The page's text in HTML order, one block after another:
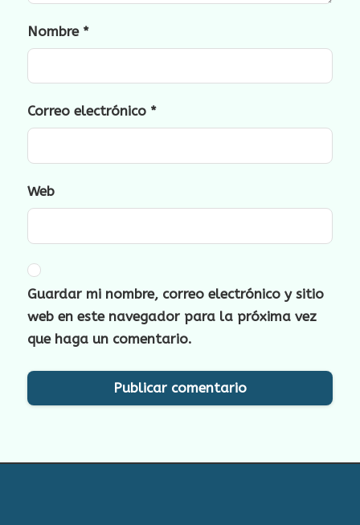
Nombre *
Correo electrónico *
Web
Guardar mi nombre, correo electrónico y sitio
web en este navegador para la próxima vez
que haga un comentario.